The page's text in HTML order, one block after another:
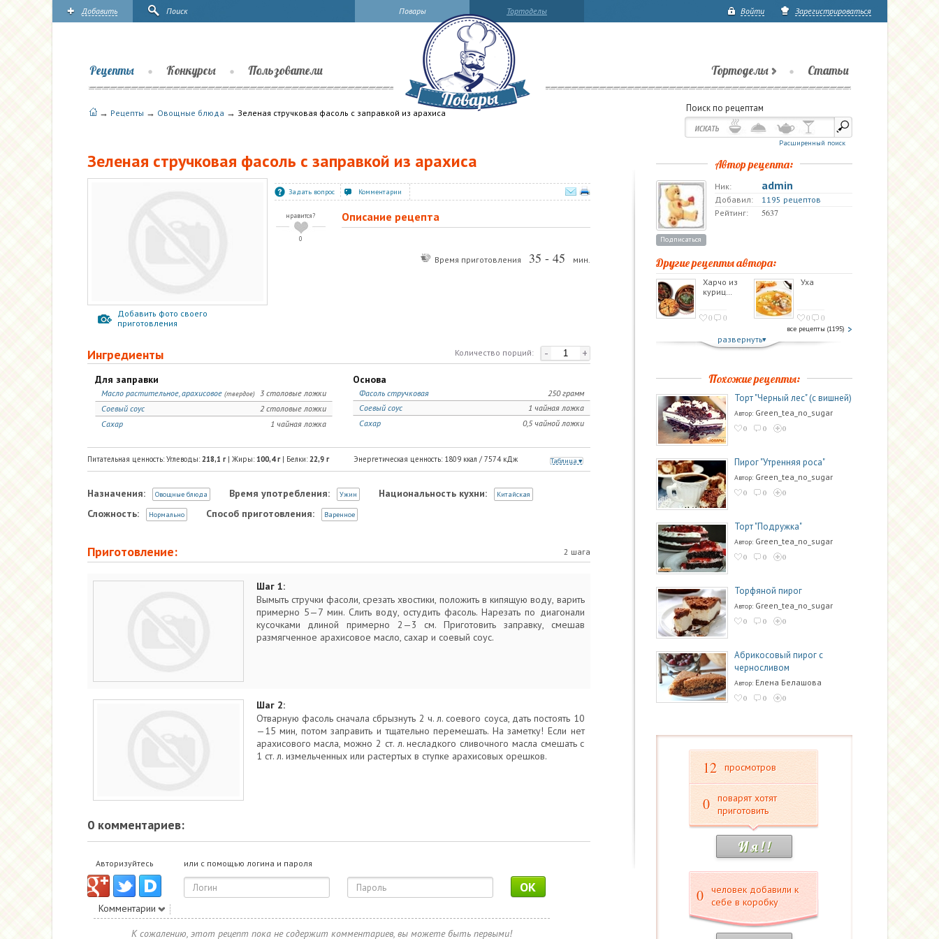
Тортоделы
Повары Войти Зарегистрироваться
Добавить Поиск
Тортоделы Статьи
Рецепты Конкурсы Пользователи
→ Рецепты → Овощные блюда → Зеленая стручковая фасоль с заправкой из арахиса Поиск по рецептам
Расширенный поиск
Зеленая стручковая фасоль с заправкой из арахиса
Добавить фото своего
приготовления
Задать вопрос Комментарии
нравится?
0
Описание рецепта
Время приготовления 35 - 45 мин.
- +
Количество порций:
Ингредиенты
Для заправки
3 столовые ложки
Масло растительное, арахисовое(твердое)
2 столовые ложки
Соевый соус
1 чайная ложка
Сахар
Основа
250 грамм
Фасоль стручковая
1 чайная ложка
Соевый соус
0,5 чайной ложки
Сахар
Таблица
Энергетическая ценность: 1809ккал / 7574кДж
Питательная ценность: Углеводы: 218,1 г| Жиры: 100,4г| Белки: 22,9г
Назначения: Овощные блюда Время употребления: Ужин Национальность кухни: Китайская
Сложность: Нормально Способ приготовления: Варенное
Приготовление: 2 шага
Шаг 1:
Вымыть стручки фасоли, срезать хвостики, положить в кипящую воду, варить
примерно 5—7 мин. Слить воду, остудить фасоль. Нарезать по диагонали
кусочками длиной примерно 2—3 см. Приготовить заправку, смешав
размягченное арахисовое масло, сахар и соевый соус.
Шаг 2:
Отварную фасоль сначала сбрызнуть 2 ч. л. соевого соуса, дать постоять 10
—15 мин, потом заправить и тщательно перемешать. На заметку! Если нет
арахисового масла, можно 2 ст. л. несладкого сливочного масла смешать с
1 ст. л. измельченных или растертых в ступке арахисовых орешков.
0 комментариев:
Авторизуйтесь или с помощью логина и пароля
OK
Комментарии
К сожалению, этот рецепт пока не содержит комментариев, вы можете быть первыми!
Автор рецепта:
Подписаться
Ник: admin
Добавил:
1195 рецептов
Рейтинг:
5637
Другие рецепты автора:
Харчо из
куриц…
0 0
Уха
0 0
все рецепты (1195)
развернуть
Похожие рецепты:
Торт "Черный лес" (с вишней)
Автор: Green_tea_no_sugar
0 0 0
Пирог "Утренняя роса"
Автор: Green_tea_no_sugar
0 0 0
Торт "Подружка"
Автор: Green_tea_no_sugar
0 0 0
Торфяной пирог
Автор: Green_tea_no_sugar
0 0 0
Абрикосовый пирог с
черносливом
Автор: Елена Белашова
0 0 0
12 просмотров
0
поварят хотят
приготовить
И я ! !
0
человек добавили к
себе в коробку